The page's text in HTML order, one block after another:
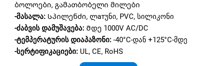
ბოლოები, გამათბობელი მილები
-მასალა: Სპილენძი, ლатუნი, PVC, სილიკონი
-ძაბვის დამუშავება: Მდე 1000V AC/DC
-ტემპერატურის დიაპაზონი: -40°C-დან +125°C-მდე
-სერტიფიკაციები: UL, CE, RoHS